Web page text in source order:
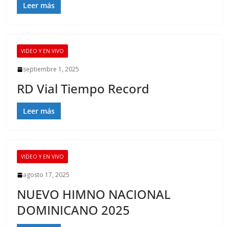
Leer más
VIDEO Y EN VIVO
septiembre 1, 2025
RD Vial Tiempo Record
Leer más
VIDEO Y EN VIVO
agosto 17, 2025
NUEVO HIMNO NACIONAL
DOMINICANO 2025